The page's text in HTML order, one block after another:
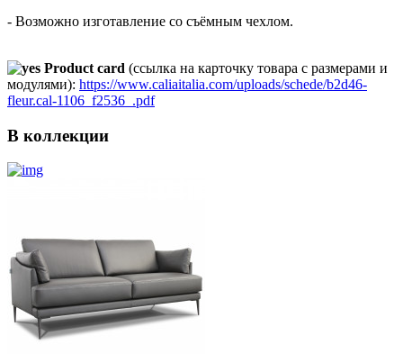
- Возможно изготавление со съёмным чехлом.
Product card (cсылка на карточку товара с размерами и
модулями): https://www.caliaitalia.com/uploads/schede/b2d46-
fleur.cal-1106_f2536_.pdf
В коллекции